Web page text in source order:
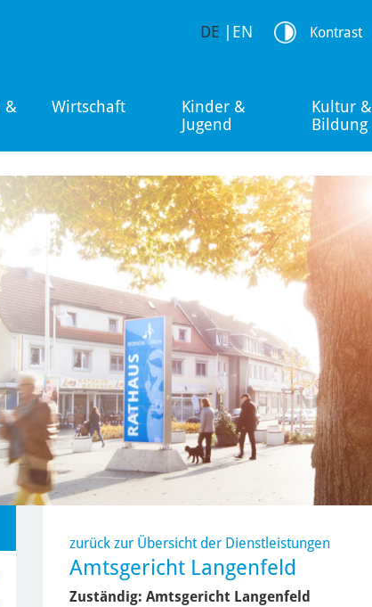
&
Wirtschaft
Kinder &
Jugend
Kultur &
Bildung
DE EN Kontrast
zurück zur Übersicht der Dienstleistungen
Amtsgericht Langenfeld
Zuständig: Amtsgericht Langenfeld